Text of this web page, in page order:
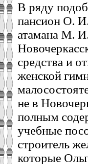
В ряду
пансион О.
атамана М.
средства и
женской
не в
полным
учебные
строитель
которые